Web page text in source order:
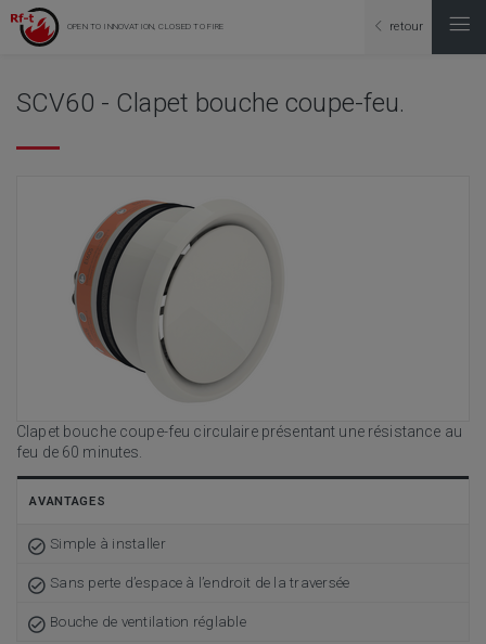
OPEN TO INNOVATION, CLOSED TO FIRE retour
SCV60 - Clapet bouche coupe-feu.
Clapet bouche coupe-feu circulaire présentant une résistance au
feu de 60 minutes.
AVANTAGES
Simple à installer
Sans perte d’espace à l’endroit de la traversée
Bouche de ventilation réglable